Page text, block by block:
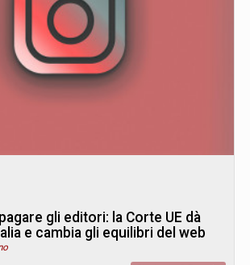
gli editori: la Corte UE dà
e cambia gli equilibri del web